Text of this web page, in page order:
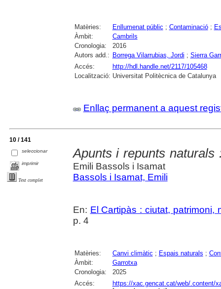
Matèries: Enllumenat públic ; Contaminació;
Àmbit:
Cambrils
Cronologia:
2016
Autors add.: Borrega Vilarrubias, Jordi ; Sierra
Accés:
http://hdl.handle.net/2117/105468
Localització: Universitat Politècnica de Catalunya
Enllaç permanent a aquest
10 / 141
seleccionar
imprimir
Text complet
Apunts i repunts
Emili Bassols i Isamat
Bassols i Isamat, Emili
En: El Cartipàs : ciutat, patrimoni,
p. 4
Matèries: Canvi climàtic ; Espais naturals ;
Àmbit:
Garrotxa
Cronologia:
2025
Accés:
https://xac.gencat.cat/web/.content/